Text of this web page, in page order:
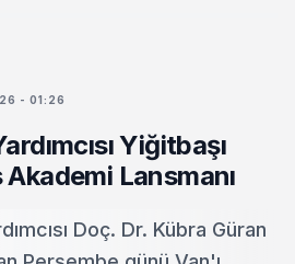
- 01:26
Yiğitbaşı
Lansmanı
Doç. Dr. Kübra Güran